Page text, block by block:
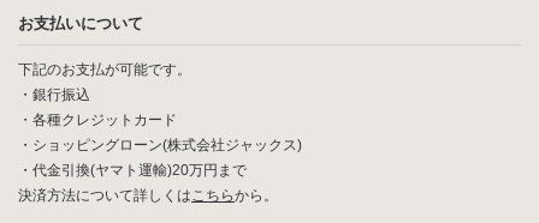
お支払いについて
下記のお支払が可能です。
・銀行振込
・各種クレジットカード
・ショッピングローン(株式会社ジャックス)
・代金引換(ヤマト運輸)20万円まで
決済方法について詳しくはこちらから。